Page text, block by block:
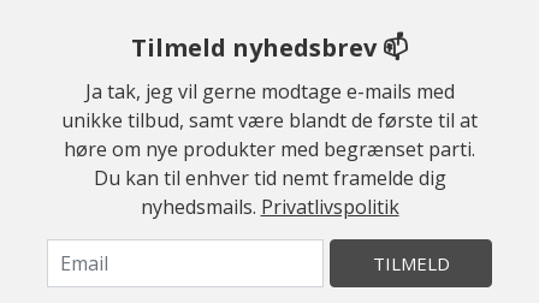
Tilmeld nyhedsbrev 📫
Ja tak, jeg vil gerne modtage e-mails med
unikke tilbud, samt være blandt de første til at
høre om nye produkter med begrænset parti.
Du kan til enhver tid nemt framelde dig
nyhedsmails. Privatlivspolitik
TILMELD